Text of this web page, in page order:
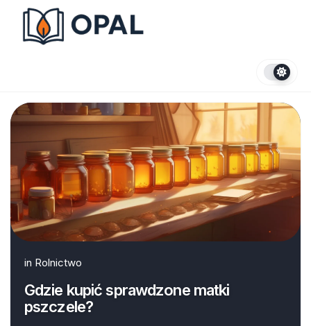
content
in Rolnictwo
Gdzie kupić sprawdzone matki
pszczele?